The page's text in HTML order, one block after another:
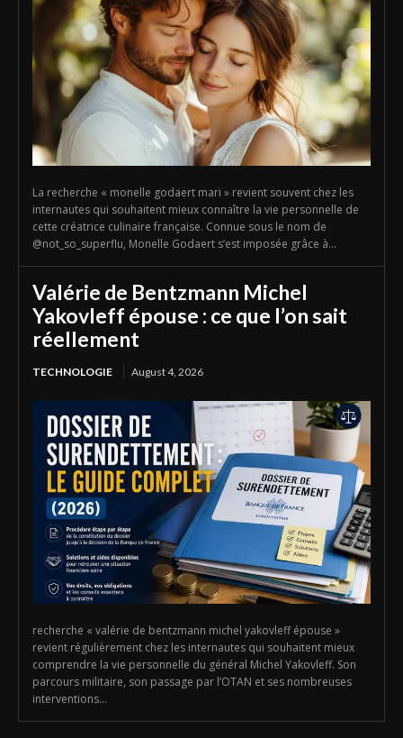
La recherche « monelle godaert mari » revient souvent chez les
internautes qui souhaitent mieux connaître la vie personnelle de
cette créatrice culinaire française. Connue sous le nom de
@not_so_superflu, Monelle Godaert s’est imposée grâce à...
Valérie de Bentzmann Michel
Yakovleff épouse : ce que l’on sait
réellement
TECHNOLOGIE August 4, 2026
recherche « valérie de bentzmann michel yakovleff épouse »
revient régulièrement chez les internautes qui souhaitent mieux
comprendre la vie personnelle du général Michel Yakovleff. Son
parcours militaire, son passage par l’OTAN et ses nombreuses
interventions...